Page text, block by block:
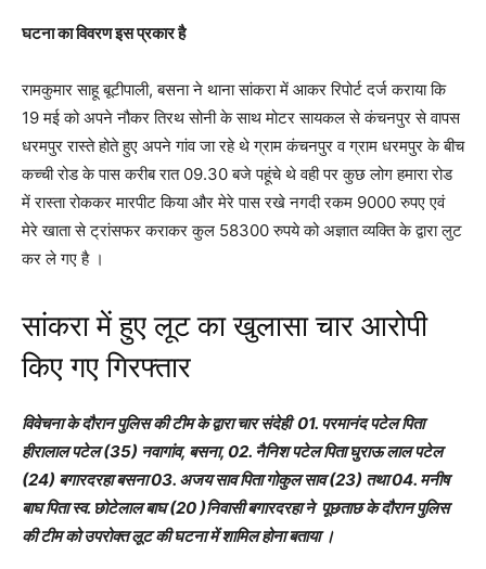
घटना का विवरण इस प्रकार है
रामकुमार साहू बूटीपाली, बसना ने थाना सांकरा में आकर रिपोर्ट दर्ज कराया कि
19 मई को अपने नौकर तिरथ सोनी के साथ मोटर सायकल से कंचनपुर से वापस
धरमपुर रास्ते होते हुए अपने गांव जा रहे थे ग्राम कंचनपुर व ग्राम धरमपुर के बीच
कच्ची रोड के पास करीब रात 09.30 बजे पहूंचे थे वही पर कुछ लोग हमारा रोड
में रास्ता रोककर मारपीट किया और मेरे पास रखे नगदी रकम 9000 रुपए एवं
मेरे खाता से ट्रांसफर कराकर कुल 58300 रुपये को अज्ञात व्यक्ति के द्वारा लुट
कर ले गए है ।
सांकरा में हुए लूट का खुलासा चार आरोपी
किए गए गिरफ्तार
विवेचना के दौरान पुलिस की टीम के द्वारा चार संदेही 01. परमानंद पटेल पिता
हीरालाल पटेल (35) नवागांव, बसना, 02. नैनिश पटेल पिता घुराऊ लाल पटेल
(24) बगारदरहा बसना 03. अजय साव पिता गोकुल साव (23) तथा 04. मनीष
बाघ पिता स्व. छोटेलाल बाघ (20 )निवासी बगारदरहा ने पूछताछ के दौरान पुलिस
की टीम को उपरोक्त लूट की घटना में शामिल होना बताया ।